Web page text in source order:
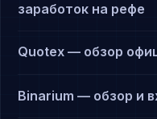
заработок на рефе
Quotex — обзор
Binarium — обзор и